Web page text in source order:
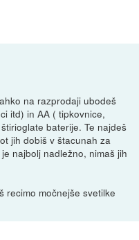
na razprodaji ubodeš
itd) in AA ( tipkovnice,
baterije. Te najdeš
jih dobiš v štacunah za
najbolj nadležno, nimaš jih
recimo močnejše svetilke